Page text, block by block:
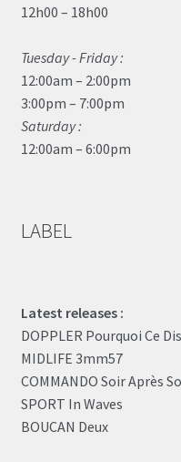
12h00 – 18h00
Tuesday - Friday :
12:00am – 2:00pm
3:00pm – 7:00pm
Saturday :
12:00am – 6:00pm
LABEL
Latest releases :
DOPPLER Pourquoi Ce
MIDLIFE 3mm57
COMMANDO Soir Après
SPORT In Waves
BOUCAN Deux